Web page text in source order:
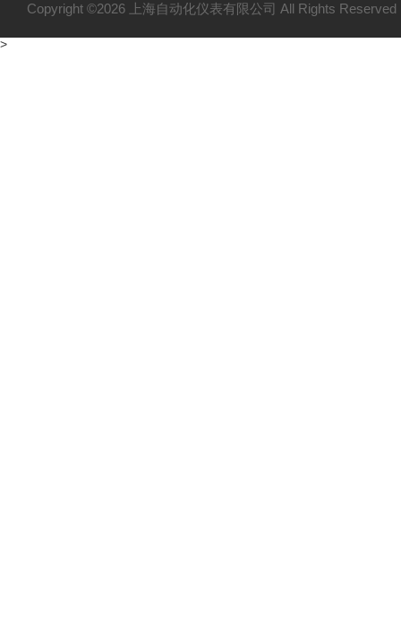
Copyright ©2026 上海自动化仪表有限公司 All Rights
>